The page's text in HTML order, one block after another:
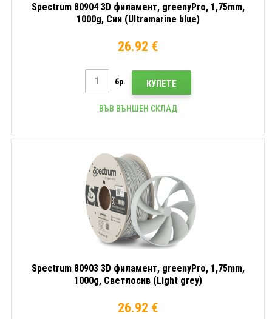
Spectrum 80904 3D филамент, greenyPro, 1,75mm,
1000g, Син (Ultramarine blue)
26.92 €
бр. КУПЕТЕ
ВЪВ ВЪНШЕН СКЛАД
Spectrum 80903 3D филамент, greenyPro, 1,75mm,
1000g, Светлосив (Light grey)
26.92 €